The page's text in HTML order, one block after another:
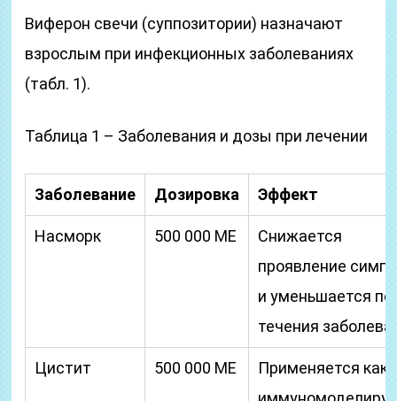
Виферон свечи (суппозитории) назначают
взрослым при инфекционных заболеваниях
(табл. 1).
Таблица 1 – Заболевания и дозы при лечении
Заболевание Дозировка Эффект
Насморк 500 000 ME
Снижается
проявление
и уменьшается
течения
Цистит 500 000 ME
Применяется как